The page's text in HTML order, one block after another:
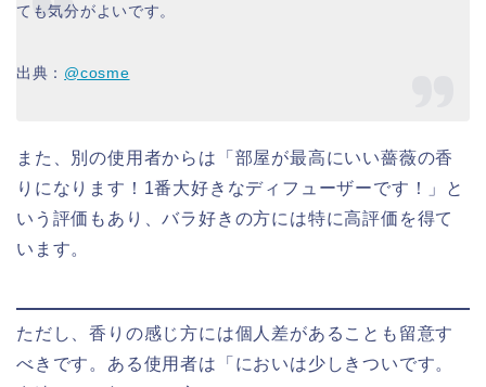
ても気分がよいです。
出典： @cosme
また、別の使用者からは「部屋が最高にいい薔薇の香
りになります！1番大好きなディフューザーです！」と
いう評価もあり、バラ好きの方には特に高評価を得て
います。
ただし、香りの感じ方には個人差があることも留意す
べきです。ある使用者は「においは少しきついです。